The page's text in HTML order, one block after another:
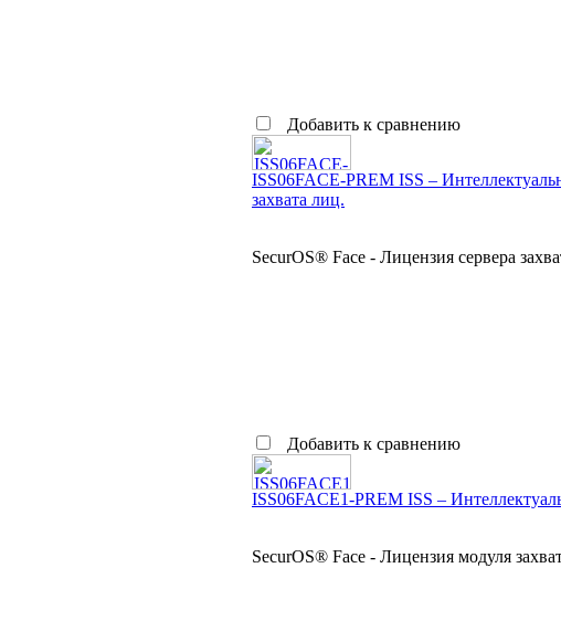
Добавить к сравнению
ISS06FACE-PREM ISS –
захвата лиц.
SecurOS® Face - Лицензия сервера
Добавить к сравнению
ISS06FACE1-PREM ISS –
SecurOS® Face - Лицензия модуля